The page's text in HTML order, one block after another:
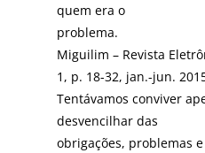
quem era o
problema.
Miguilim – Revista
1, p. 18-32, jan.-jun.
Tentávamos conviver
desvencilhar das
obrigações, problemas